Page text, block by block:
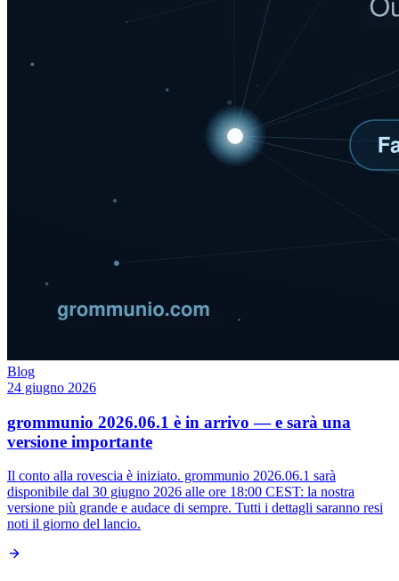
Blog
24 giugno 2026
grommunio 2026.06.1 è in arrivo — e sarà una
versione importante
Il conto alla rovescia è iniziato. grommunio 2026.06.1 sarà
disponibile dal 30 giugno 2026 alle ore 18:00 CEST: la nostra
versione più grande e audace di sempre. Tutti i dettagli saranno resi
noti il giorno del lancio.